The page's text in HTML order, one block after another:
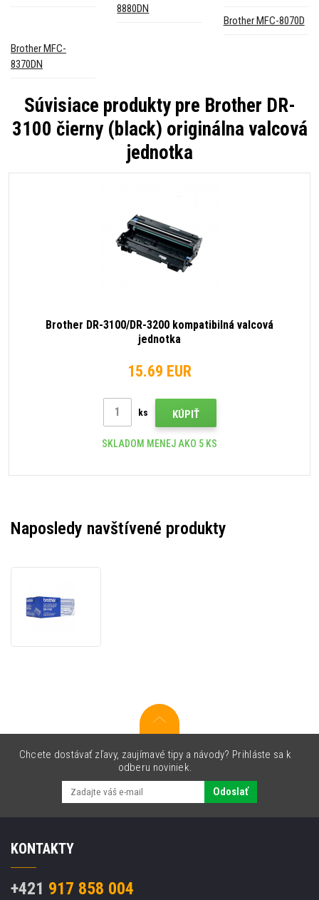
8880DN
Brother MFC-8070D
Brother MFC-
8370DN
Súvisiace produkty pre Brother DR-
3100 čierny (black) originálna valcová
jednotka
Brother DR-3100/DR-3200 kompatibilná valcová
jednotka
15.69 EUR
ks KÚPIŤ
SKLADOM MENEJ AKO 5 KS
Naposledy navštívené produkty
(black)
Chcete dostávať zľavy, zaujímavé tipy a návody? Prihláste sa k
odberu noviniek.
Odoslať
KONTAKTY
+421 917 858 004